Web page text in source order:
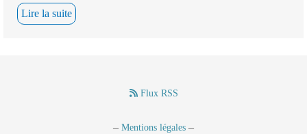
Lire la suite
Flux RSS
– Mentions légales –